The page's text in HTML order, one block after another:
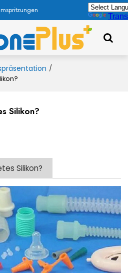
/
Silikon?
Silikon?